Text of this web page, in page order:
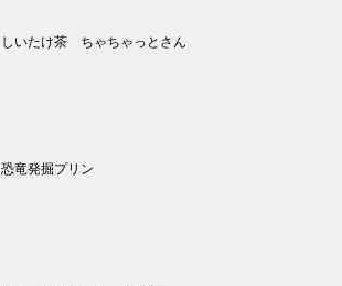
しいたけ茶 ちゃちゃっとさん
恐竜発掘プリン